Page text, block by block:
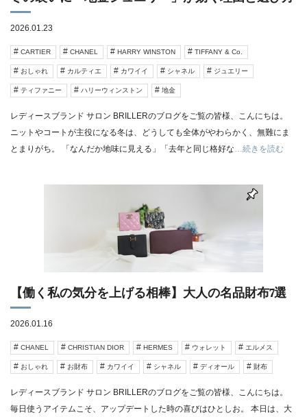
2026.01.23
CARTIER CHANEL HARRY WINSTON TIFFANY & Co.
おしゃれ カルティエ カワイイ シャネル ジュエリー
ティファニー ハリーウィンストン 地金
レディースブランド サロン BRILLERのブログをご覧の皆様、こんにちは。
ニットやコートが主役になる冬は、どうしても全体がやわらかく、無難にま
とまりがち。 「なんだか地味に見える」「去年と同じ格好な…続きを読む
【働く私の気分を上げる相棒】大人の名品財布7選
2026.01.16
CHANEL CHRISTIAN DIOR HERMES ウォレット エルメス
おしゃれ お財布 カワイイ シャネル ディオール 財布
レディースブランド サロン BRILLERのブログをご覧の皆様、こんにちは。
毎日使うアイテムこそ、アップデートした時の喜びはひとしお。 本日は、大